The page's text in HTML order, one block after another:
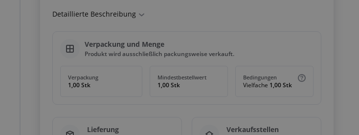
Detaillierte Beschreibung
Verpackung und Menge
Produkt wird ausschließlich packungsweise verkauft.
Verpackung
1,00 Stk
Mindestbestellwert
1,00 Stk
Bedingungen
Vielfache 1,00 Stk
Lieferung Verkaufsstellen